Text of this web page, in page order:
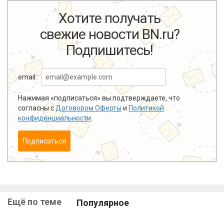
Хотите получать
свежие новости BN.ru?
Подпишитесь!
email:
Нажимая «подписаться» вы подтверждаете, что
согласны сДоговором Оферты и Политикой
конфиденциальности
Подписаться
Ещё по теме Популярное